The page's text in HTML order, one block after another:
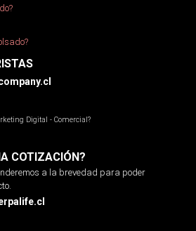
Digital - Comercial?
COTIZACIÓN?
a la brevedad para poder